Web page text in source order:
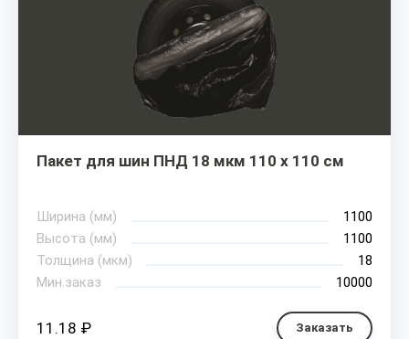
Пакет для шин ПНД 18 мкм 110 х 110 см
Ширина (мм)
1100
Высота (мм)
1100
Толщина (мкм)
18
Мин.заказ
10000
11.18 ₽ Заказать